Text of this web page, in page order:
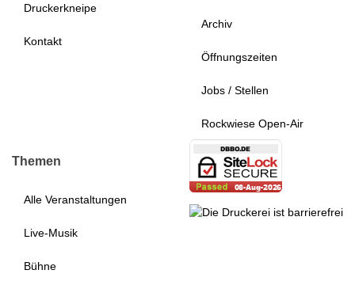
Druckerkneipe
Kontakt
Archiv
Öffnungszeiten
Jobs / Stellen
Rockwiese Open-Air
Themen
Alle Veranstaltungen
Live-Musik
Bühne